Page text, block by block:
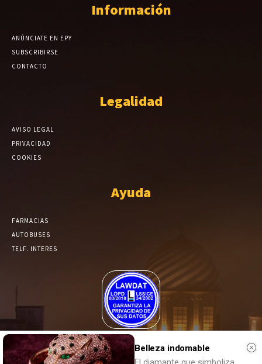
Información
ANÚNCIATE EN EPY
SUBSCRIBIRSE
CONTACTO
Legalidad
AVISO LEGAL
PRIVACIDAD
COOKIES
Ayuda
FARMACIAS
AUTOBUSES
TELF. INTERES
El Periódico de Yecla alcanza un grado más de compromiso en el
tratamiento de sus datos.
Belleza indomable